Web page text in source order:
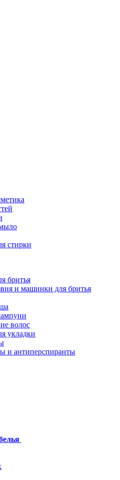
стирки
бритья
и машинки для бритья
волос
укладки
и антиперспиранты